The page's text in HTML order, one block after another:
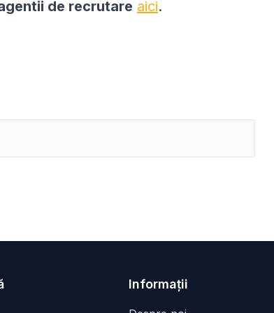
de recrutare aici.
Informații